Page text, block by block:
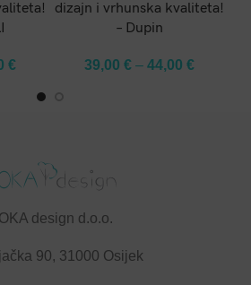
€
dizajn i vrhunska kvaliteta!
– Dupin
39,00 € – 44,00 €
design d.o.o.
90, 31000 Osijek